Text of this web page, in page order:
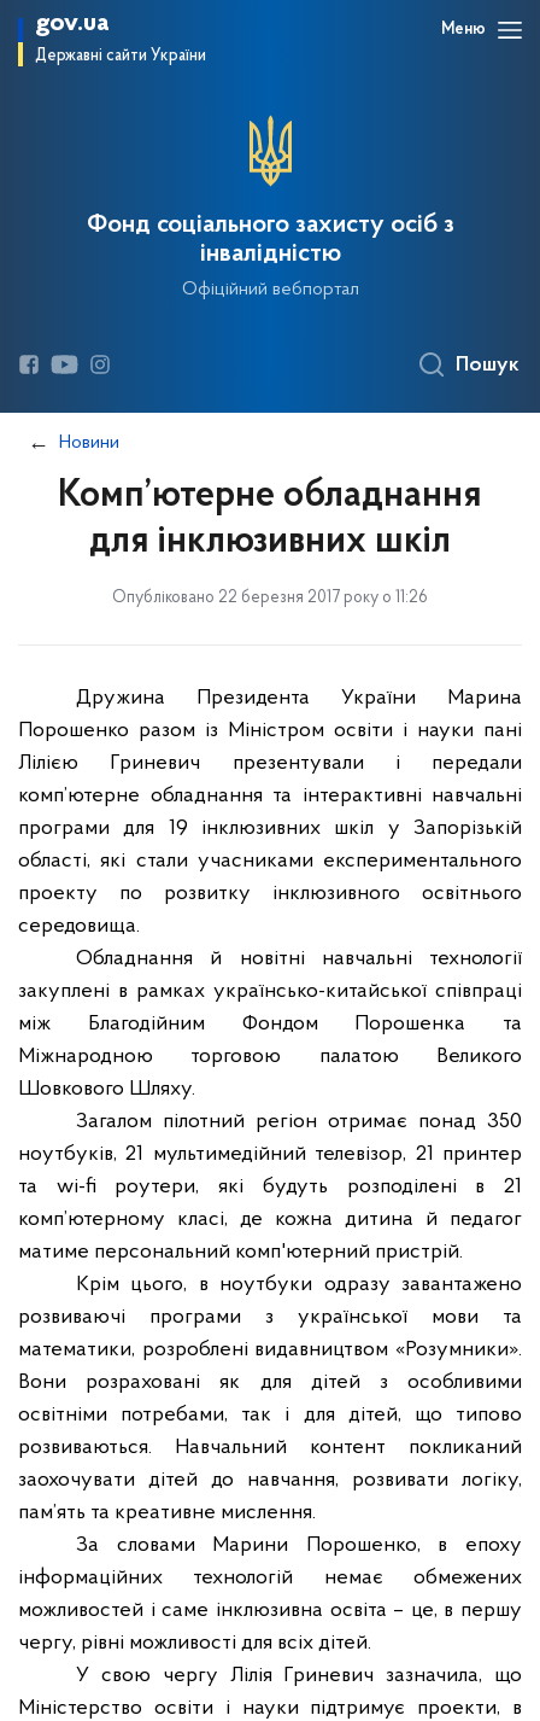
gov.ua
Державні сайти України
Меню
Фонд соціального захисту осіб з
інвалідністю
Офіційний вебпортал
Пошук
Новини
Комп’ютерне обладнання
для інклюзивних шкіл
Опубліковано 22 березня 2017 року о 11:26
Дружина Президента України Марина
Порошенко разом із Міністром освіти і науки пані
Лілією Гриневич презентували і передали
комп’ютерне обладнання та інтерактивні навчальні
програми для 19 інклюзивних шкіл у Запорізькій
області, які стали учасниками експериментального
проекту по розвитку інклюзивного освітнього
середовища.
Обладнання й новітні навчальні технології
закуплені в рамках українсько-китайської співпраці
між Благодійним Фондом Порошенка та
Міжнародною торговою палатою Великого
Шовкового Шляху.
Загалом пілотний регіон отримає понад 350
ноутбуків, 21 мультимедійний телевізор, 21 принтер
та wi-fi роутери, які будуть розподілені в 21
комп’ютерному класі, де кожна дитина й педагог
матиме персональний комп'ютерний пристрій.
Крім цього, в ноутбуки одразу завантажено
розвиваючі програми з української мови та
математики, розроблені видавництвом «Розумники».
Вони розраховані як для дітей з особливими
освітніми потребами, так і для дітей, що типово
розвиваються. Навчальний контент покликаний
заохочувати дітей до навчання, розвивати логіку,
пам’ять та креативне мислення.
За словами Марини Порошенко, в епоху
інформаційних технологій немає обмежених
можливостей і саме інклюзивна освіта – це, в першу
чергу, рівні можливості для всіх дітей.
У свою чергу Лілія Гриневич зазначила, що
Міністерство освіти і науки підтримує проекти, в